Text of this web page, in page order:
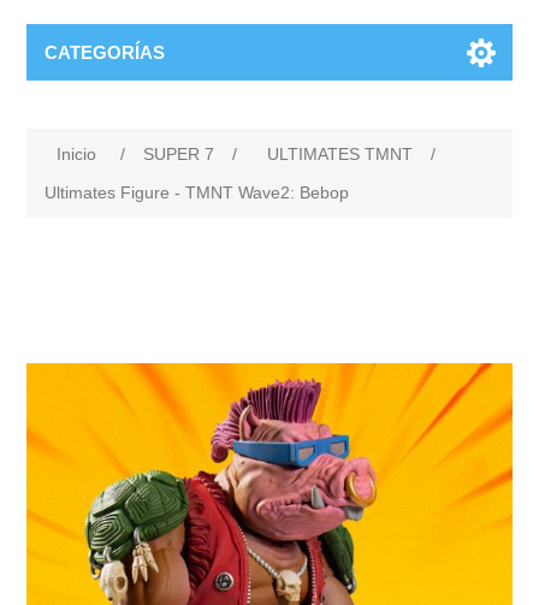
CATEGORÍAS
Inicio / SUPER 7 / ULTIMATES TMNT
/
Ultimates Figure - TMNT Wave2: Bebop